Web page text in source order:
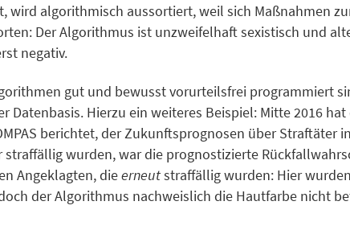
wird algorithmisch aussortiert, weil sich Maßnahmen
Der Algorithmus ist unzweifelhaft sexistisch und
negativ.
gut und bewusst vorurteilsfrei programmiert
Datenbasis. Hierzu ein weiteres Beispiel: Mitte 2016
berichtet, der Zukunftsprognosen über Straftäter
straffällig wurden, war die prognostizierte
Angeklagten, dieerneutstraffällig wurden: Hier
der Algorithmus nachweislich die Hautfarbe nicht